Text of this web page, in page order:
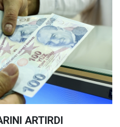
ARTIRDI